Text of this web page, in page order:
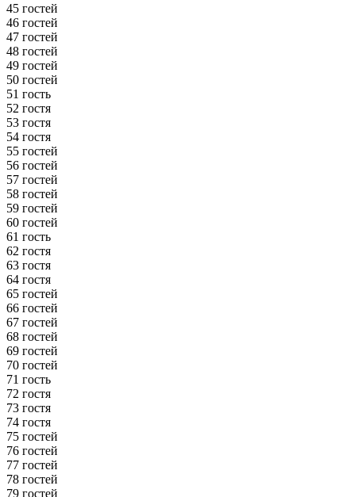
45 гостей
46 гостей
47 гостей
48 гостей
49 гостей
50 гостей
51 гость
52 гостя
53 гостя
54 гостя
55 гостей
56 гостей
57 гостей
58 гостей
59 гостей
60 гостей
61 гость
62 гостя
63 гостя
64 гостя
65 гостей
66 гостей
67 гостей
68 гостей
69 гостей
70 гостей
71 гость
72 гостя
73 гостя
74 гостя
75 гостей
76 гостей
77 гостей
78 гостей
79 гостей